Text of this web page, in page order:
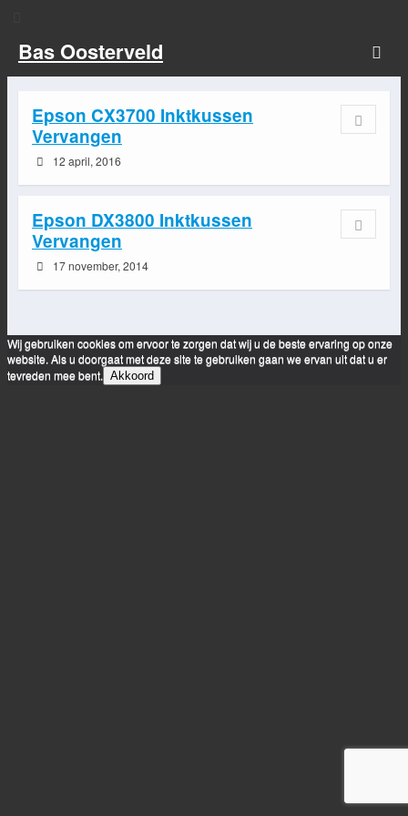
Bas Oosterveld
Epson CX3700 Inktkussen
Vervangen
12 april, 2016
Epson DX3800 Inktkussen
Vervangen
17 november, 2014
Wij gebruiken cookies om ervoor te zorgen dat wij u de beste ervaring op onze
website. Als u doorgaat met deze site te gebruiken gaan we ervan uit dat u er
tevreden mee bent. Akkoord